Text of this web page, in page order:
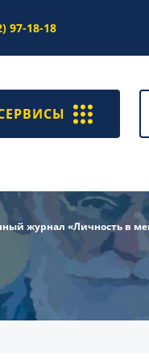
97-18-18
журнал «Личность в